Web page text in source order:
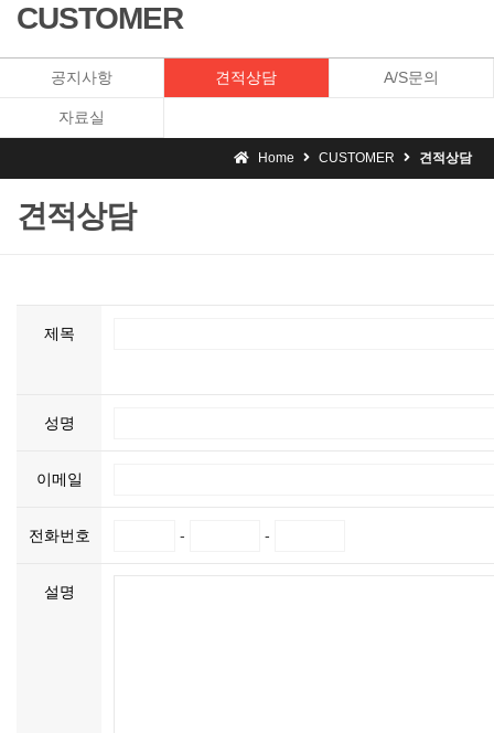
CUSTOMER
공지사항 견적상담 A/S문의
자료실
Home CUSTOMER 견적상담
견적상담
제목
성명
이메일
전화번호 - -
설명